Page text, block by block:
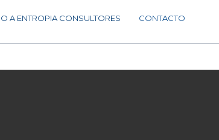
A ENTROPIA CONSULTORES CONTACTO